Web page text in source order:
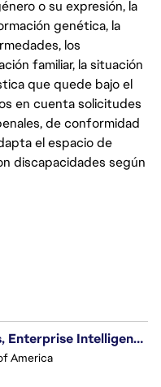
o su expresión, la
genética, la
los
familiar, la situación
que quede bajo el
en cuenta solicitudes
de conformidad
el espacio de
discapacidades según
Expert Analyst - Apex Legends, Enterprise Intelligence (EI)
America